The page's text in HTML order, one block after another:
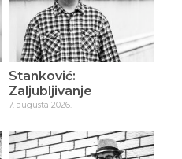
Stanković:
Zaljubljivanje
7. augusta 2026.